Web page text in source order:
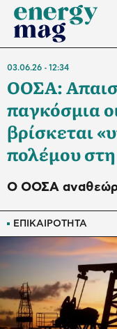
ΕΠΙΚΑΙΡΟΤΗΤΑ
03.06.26 12:34
ΟΟΣΑ:
παγκόσμια
βρίσκεται
πολέμου
O ΟΟΣΑ